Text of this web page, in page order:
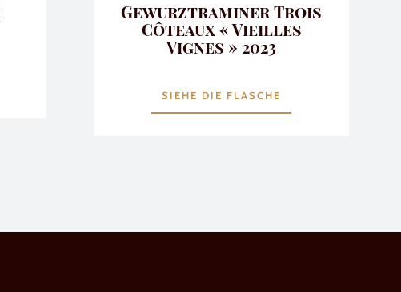
Gewurztraminer Trois
Côteaux « Vieilles
Vignes » 2023
SIEHE DIE FLASCHE